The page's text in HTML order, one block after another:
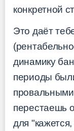
конкретной
Это даёт
динамику
периоды
перестаешь
для